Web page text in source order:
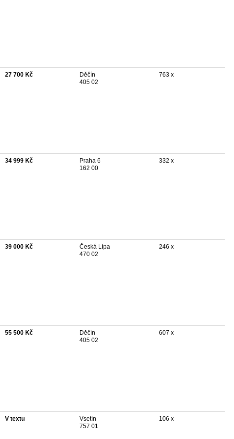
27 700 Kč
Děčín
405 02
763 x
34 999 Kč
Praha 6
162 00
332 x
39 000 Kč
Česká Lípa
470 02
246 x
55 500 Kč
Děčín
405 02
607 x
V textu
Vsetín
757 01
106 x